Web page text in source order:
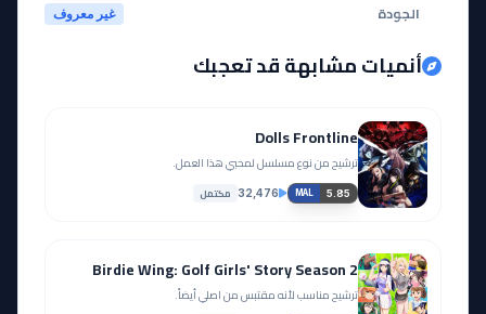
الجودة غير معروف
أنميات مشابهة قد تعجبك
Dolls Frontline
ترشيح من نوع مسلسل لمحبي هذا العمل.
MAL 5.85
32,476 مكتمل
Birdie Wing: Golf Girls' Story Season 2
ترشيح مناسب لأنه مقتبس من اصلي أيضاً.